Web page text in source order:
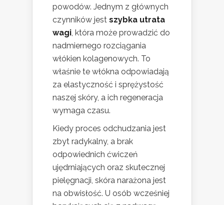
powodów. Jednym z głównych
czynników jest szybka utrata
wagi, która może prowadzić do
nadmiernego rozciągania
włókien kolagenowych. To
właśnie te włókna odpowiadają
za elastyczność i sprężystość
naszej skóry, a ich regeneracja
wymaga czasu.
Kiedy proces odchudzania jest
zbyt radykalny, a brak
odpowiednich ćwiczeń
ujędrniających oraz skutecznej
pielęgnacji, skóra narażona jest
na obwisłość. U osób wcześniej